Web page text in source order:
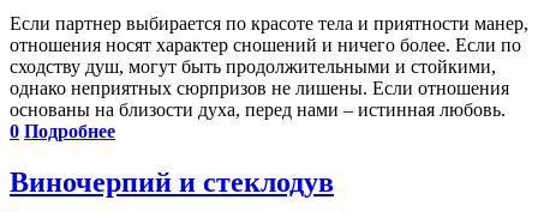
Если партнер выбирается по красоте тела и приятности манер,
отношения носят характер сношений и ничего более. Если по
сходству душ, могут быть продолжительными и стойкими,
однако неприятных сюрпризов не лишены. Если отношения
основаны на близости духа, перед нами – истинная любовь.
0 Подробнее
Виночерпий и стеклодув